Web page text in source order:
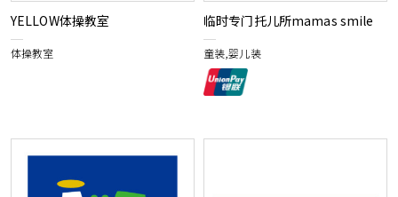
YELLOW体操教室
体操教室
临时专门托儿所mamas smile
童装,婴儿装